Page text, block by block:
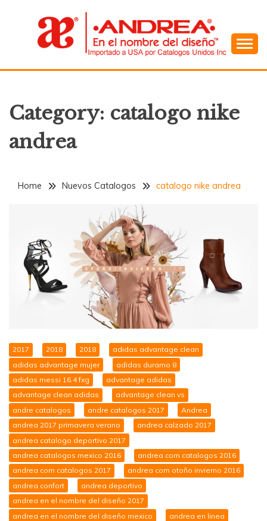
ANDREA
Category: catalogo nike
andrea
Home Nuevos Catalogos catalogo nike andrea
2017 2018 2018
adidas advantage clean
adidas advantage mujer
adidas duramo 8
adidas messi 16.4 fxg
advantage adidas
advantage clean adidas
advantage clean vs
andre catalogos
andre catalogos 2017
Andrea
andrea 2017 primavera verano
andrea calzado 2017
andrea catalogo deportivo 2017
andrea catalogos mexico 2016
andrea com catalogos 2016
andrea com catalogos 2017
andrea com otoño invierno 2016
andrea confort
andrea deportivo
andrea en el nombre del diseño 2017
andrea en el nombre del diseño mexico
andrea en linea